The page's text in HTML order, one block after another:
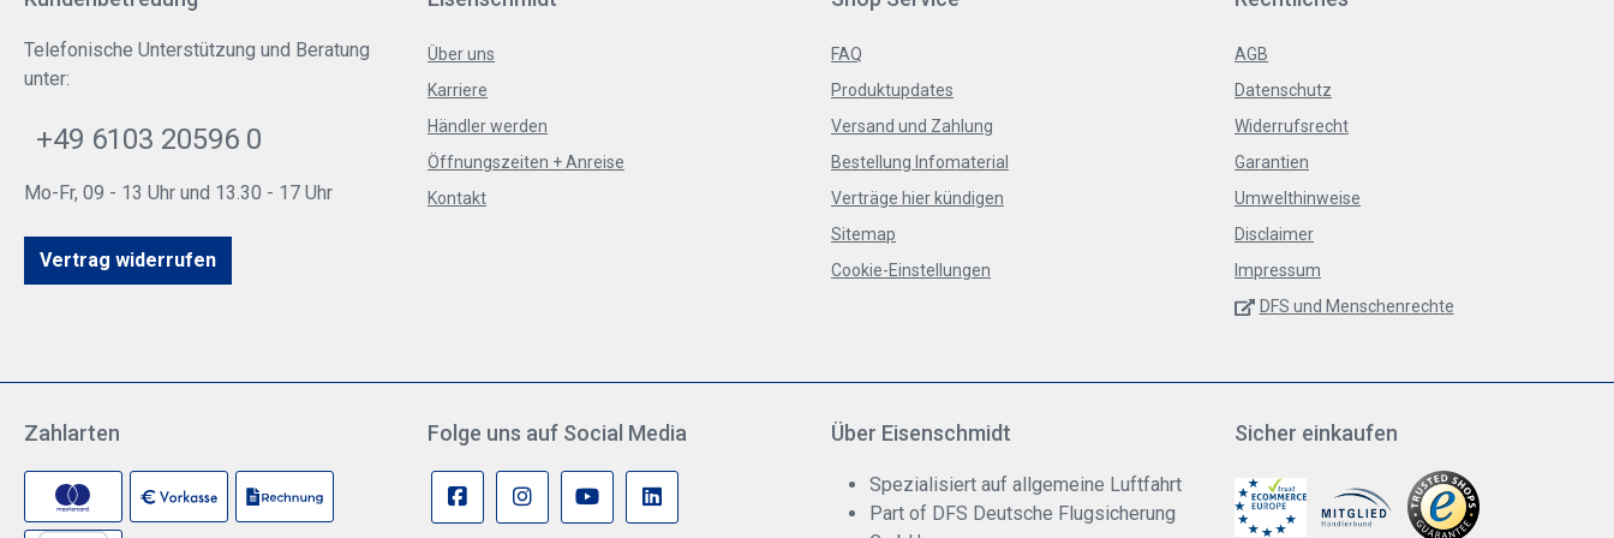
Telefonische Unterstützung und Beratung
unter:
+49 6103 20596 0
Mo-Fr, 09 - 13 Uhr und 13.30 - 17 Uhr
Vertrag widerrufen
Über uns
Karriere
Händler werden
Öffnungszeiten + Anreise
Kontakt
FAQ
Produktupdates
Versand und Zahlung
Bestellung Infomaterial
Verträge hier kündigen
Sitemap
Cookie-Einstellungen
AGB
Datenschutz
Widerrufsrecht
Garantien
Umwelthinweise
Disclaimer
Impressum
DFS und Menschenrechte
Zahlarten Folge uns auf Social Media Über Eisenschmidt
Spezialisiert auf allgemeine Luftfahrt
Part of DFS Deutsche Flugsicherung
Sicher einkaufen